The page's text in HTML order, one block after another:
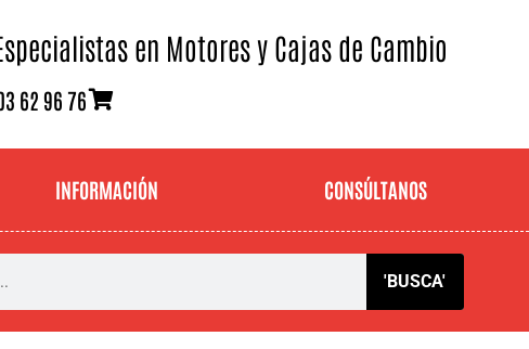
en Motores y Cajas de Cambio
62 96 76
INFORMACIÓN CONSÚLTANOS
'BUSCA'